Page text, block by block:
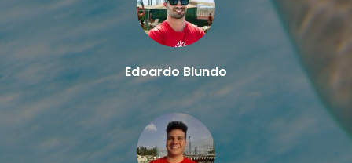
Edoardo Blundo